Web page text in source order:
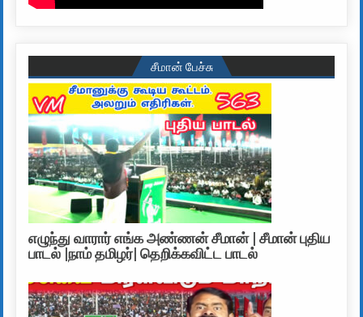
சீமான் பேச்சு
எழுந்து வாரார் எங்க அண்ணன் சீமான் | சீமான் புதிய
பாடல் |நாம் தமிழர்| தெறிக்கவிட்ட பாடல்